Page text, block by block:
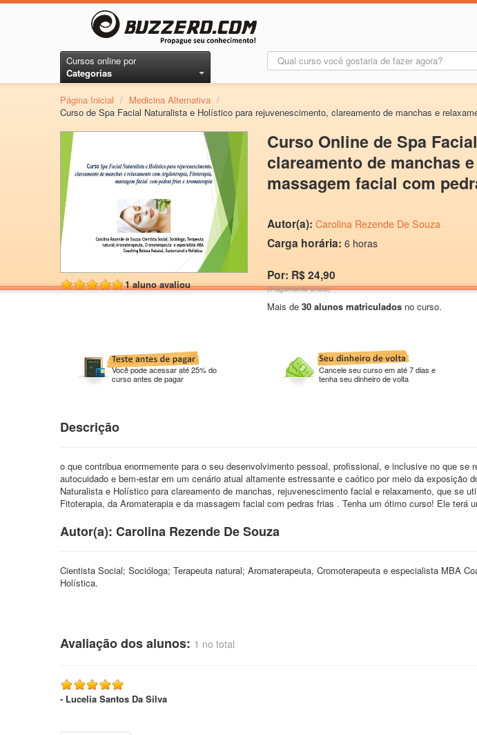
Cursos online por
Categorias
Página Inicial / Medicina Alternativa /
Curso de Spa Facial Naturalista e Holístico para rejuvenescimento, clareamento de manchas e
1 aluno avaliou
Curso Online de Spa
clareamento de manchas
massagem facial com
Autor(a): Carolina Rezende De Souza
Carga horária: 6 horas
Por: R$ 24,90
(Pagamento único)
Mais de 30 alunos matriculados no curso.
Você pode acessar até 25% do
curso antes de pagar
Cancele seu curso em até 7 dias e
tenha seu dinheiro de volta
Descrição
o que contribua enormemente para o seu desenvolvimento pessoal, profissional, e inclusive no que se
autocuidado e bem-estar em um cenário atual altamente estressante e caótico por meio da exposição
Naturalista e Holístico para clareamento de manchas, rejuvenescimento facial e relaxamento, que se
Fitoterapia, da Aromaterapia e da massagem facial com pedras frias . Tenha um ótimo curso! Ele terá
Autor(a): Carolina Rezende De Souza
Cientista Social; Socióloga; Terapeuta natural; Aromaterapeuta, Cromoterapeuta e especialista MBA
Holística.
Avaliação dos alunos: 1 no total
- Lucelia Santos Da Silva